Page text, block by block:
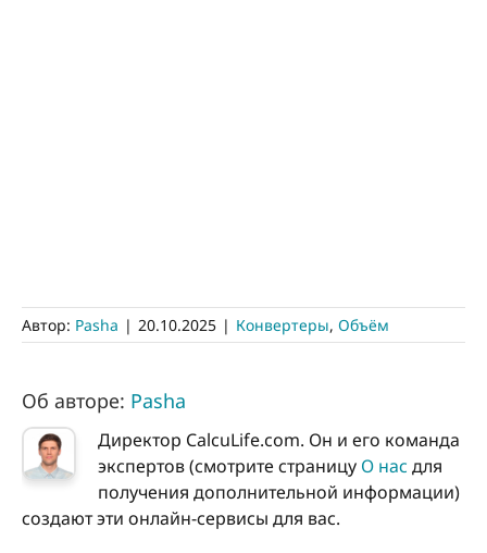
Автор: Pasha | 20.10.2025 | Конвертеры, Объём
Об авторе: Pasha
Директор CalcuLife.com. Он и его команда
экспертов (смотрите страницу О нас для
получения дополнительной информации)
создают эти онлайн-сервисы для вас.